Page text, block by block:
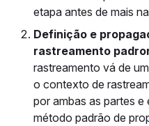
etapa antes de mais
Definição e
rastreamento
rastreamento vá de
o contexto de
por ambas as partes
método padrão de